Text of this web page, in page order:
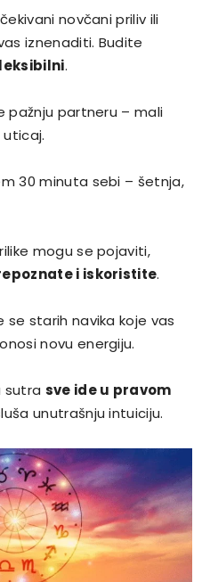
novčani priliv ili
iznenaditi. Budite
.
pažnju partneru – mali
30 minuta sebi – šetnja,
mogu se pojaviti,
i iskoristite.
starih navika koje vas
novu energiju.
sutra sve ide u pravom
unutrašnju intuiciju.